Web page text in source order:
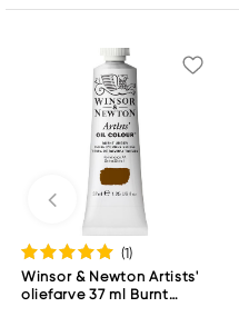
info@royaltalens.com
(1)
Winsor & Newton Artists'
oliefarve 37 ml Burnt